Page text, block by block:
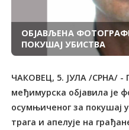
ОБЈАВЉЕНА
ПОКУШАЈ УБИСТВА
ЧАКОВЕЦ, 5. ЈУЛА /СРНА/ -
међимурска објавила је
осумњиченог за покушај
трага и апелује на